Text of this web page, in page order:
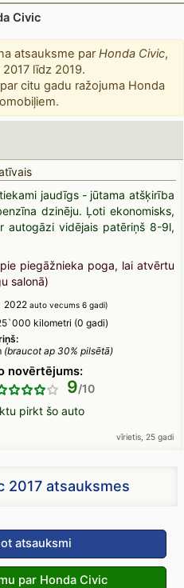
Civic
atsauksme par Honda Civic,
līdz 2019.
citu gadu ražojuma Honda
jaudīgs - jūtama atšķirība
dzinēju. Ļoti ekonomisks,
autogāzi vidējais patēriņš 8-9l,
piegāžnieka poga, lai atvērtu
salonā)
2022 auto vecums 6 gadi)
kilometri (0 gadi)
(braucot ap 30% pilsētā)
novērtējums:
9
pirkt šo auto
vīrietis, 25 gadi
2017 atsauksmes
atsauksmi
par Honda Civic